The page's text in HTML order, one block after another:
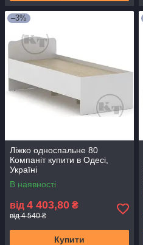
–3%
Ліжко односпальне 80
Компаніт купити в Одесі,
Україні
В наявності
від 4 403,80 ₴
від 4 540 ₴
Купити